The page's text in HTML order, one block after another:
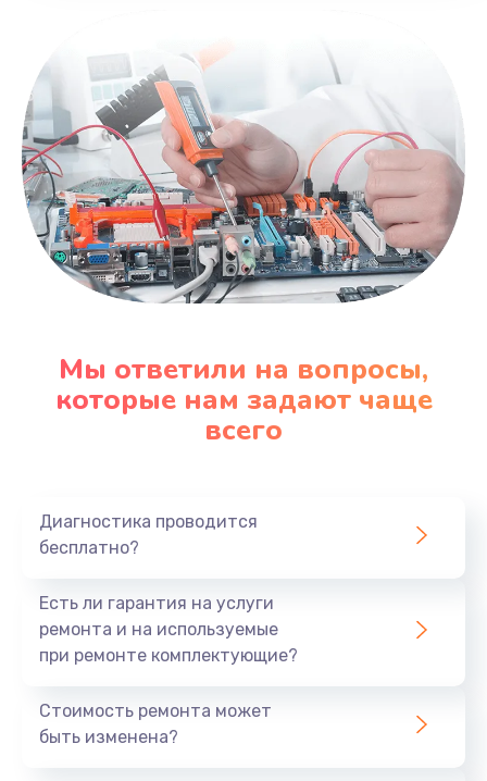
Мы ответили на вопросы,
которые нам задают чаще
всего
Диагностика проводится
бесплатно?
Есть ли гарантия на услуги
ремонта и на используемые
при ремонте комплектующие?
Стоимость ремонта может
быть изменена?